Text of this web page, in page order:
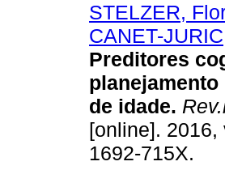
STELZER,
CANET-
Preditores
planejamento
de idade.
[online]. 2016,
1692-715X.